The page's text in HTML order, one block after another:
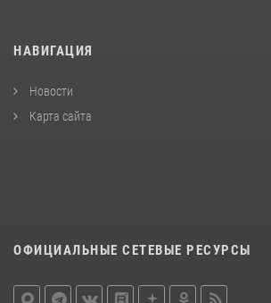
НАВИГАЦИЯ
Новости
Карта сайта
ОФИЦИАЛЬНЫЕ СЕТЕВЫЕ РЕСУРСЫ